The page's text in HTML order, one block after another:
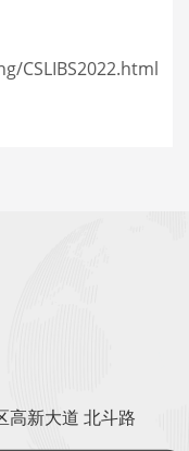
CSLIBS2022.html
高新大道 北斗路